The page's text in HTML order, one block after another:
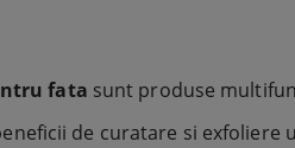
fata sunt produse
de curatare si exfoliere